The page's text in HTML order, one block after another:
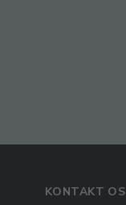
KONTAKT OS